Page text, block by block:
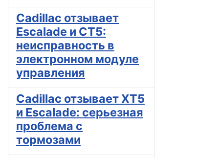
Cadillac отзывает
Escalade и CT5:
неисправность в
электронном модуле
управления
Cadillac отзывает XT5
и Escalade: серьезная
проблема с
тормозами